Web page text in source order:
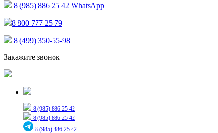
8 (985) 886 25 42 WhatsApp
8 800 777 25 79
8 (499) 350-55-98
Закажите звонок
8 (985) 886 25 42
8 (985) 886 25 42
8 (985) 886 25 42